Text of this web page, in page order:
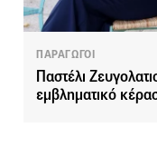
ΠΑΡΑΓΩΓΟΙ
Παστέλι
εμβληματικό